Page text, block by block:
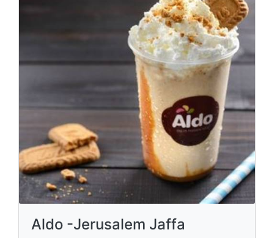
Aldo -Jerusalem Jaffa